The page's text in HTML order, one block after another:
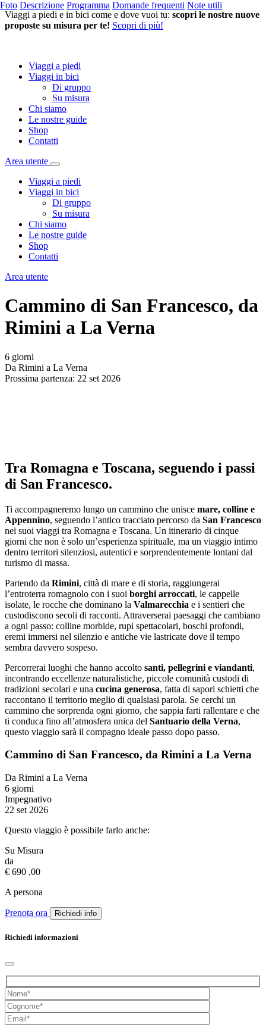
Viaggi a piedi e in bici come e dove vuoi tu: scopri le nostre nuove
proposte su misura per te! Scopri di più!
Viaggi a piedi
Viaggi in bici
Di gruppo
Su misura
Chi siamo
Le nostre guide
Shop
Contatti
Area utente
Viaggi a piedi
Viaggi in bici
Di gruppo
Su misura
Chi siamo
Le nostre guide
Shop
Contatti
Area utente
Cammino di San Francesco, da
Rimini a La Verna
6 giorni
Da Rimini a La Verna
Prossima partenza: 22 set 2026
Tra Romagna e Toscana, seguendo i passi
di San Francesco.
Ti accompagneremo lungo un cammino che unisce mare, colline e
Appennino, seguendo l’antico tracciato percorso da San Francesco
nei suoi viaggi tra Romagna e Toscana. Un itinerario di cinque
giorni che non è solo un’esperienza spirituale, ma un viaggio intimo
dentro territori silenziosi, autentici e sorprendentemente lontani dal
turismo di massa.
Partendo da Rimini, città di mare e di storia, raggiungerai
l’entroterra romagnolo con i suoi borghi arroccati, le cappelle
isolate, le rocche che dominano la Valmarecchia e i sentieri che
custodiscono secoli di racconti. Attraverserai paesaggi che cambiano
a ogni passo: colline morbide, rupi spettacolari, boschi profondi,
eremi immersi nel silenzio e antiche vie lastricate dove il tempo
sembra davvero sospeso.
Percorrerai luoghi che hanno accolto santi, pellegrini e viandanti,
incontrando eccellenze naturalistiche, piccole comunità custodi di
tradizioni secolari e una cucina generosa, fatta di sapori schietti che
raccontano il territorio meglio di qualsiasi parola. Se cerchi un
cammino che sorprenda ogni giorno, che sappia farti rallentare e che
ti conduca fino all’atmosfera unica del Santuario della Verna,
questo viaggio sarà il compagno ideale passo dopo passo.
Cammino di San Francesco, da Rimini a La Verna
Da Rimini a La Verna
6 giorni
Impegnativo
22 set 2026
Questo viaggio è possibile farlo anche:
Su Misura
da
€ 690 ,00
A persona
Prenota ora Richiedi info
Richiedi informazioni
Foto Descrizione Programma Domande frequenti Note utili